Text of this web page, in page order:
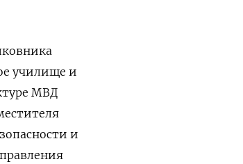
училище и
МВД
и